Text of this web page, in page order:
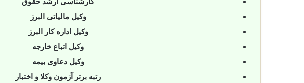
کارشناسی ارشد حقوق
وکیل مالیاتی البرز
وکیل اداره کار البرز
وکیل اتباع خارجه
وکیل دعاوی بیمه
رتبه برتر آزمون وکلا و اختبار